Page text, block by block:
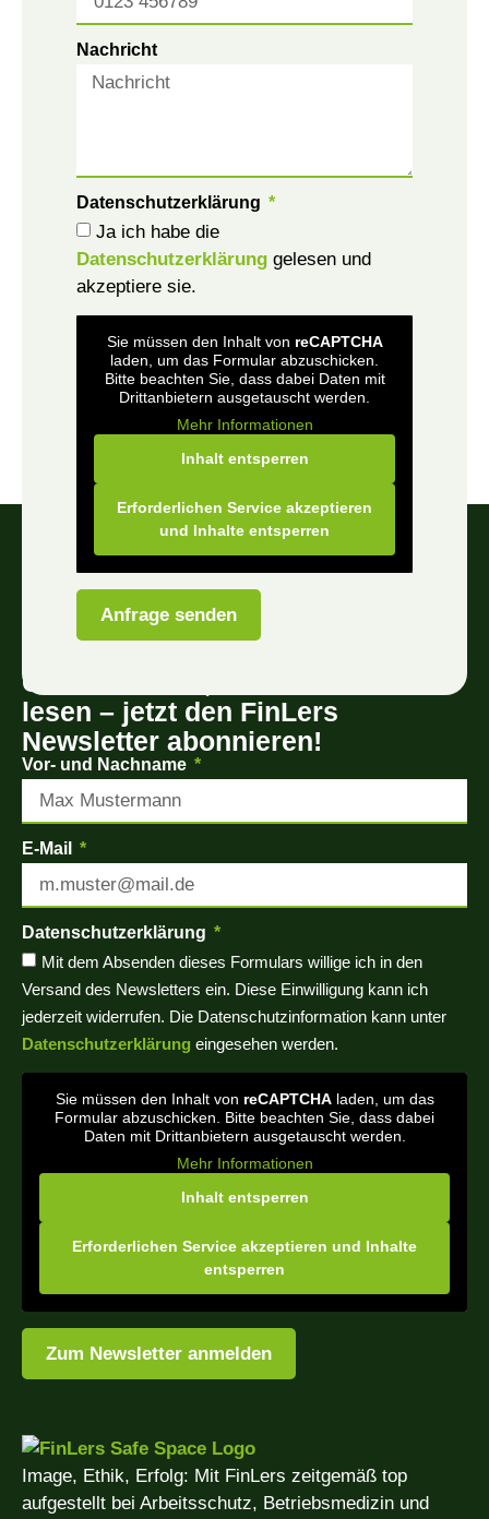
Nachricht
Datenschutzerklärung
Ja ich habe die
Datenschutzerklärung gelesen und
akzeptiere sie.
Sie müssen den Inhalt von reCAPTCHA
laden, um das Formular abzuschicken.
Bitte beachten Sie, dass dabei Daten mit
Drittanbietern ausgetauscht werden.
Mehr Informationen
Inhalt entsperren
Erforderlichen Service akzeptieren
und Inhalte entsperren
Anfrage senden
Gut zu wissen, interessant zu
lesen – jetzt den FinLers
Newsletter abonnieren!
Vor- und Nachname
E-Mail
Datenschutzerklärung
Mit dem Absenden dieses Formulars willige ich in den
Versand des Newsletters ein. Diese Einwilligung kann ich
jederzeit widerrufen. Die Datenschutzinformation kann unter
Datenschutzerklärung eingesehen werden.
Sie müssen den Inhalt von reCAPTCHAladen, um das
Formular abzuschicken. Bitte beachten Sie, dass dabei
Daten mit Drittanbietern ausgetauscht werden.
Mehr Informationen
Inhalt entsperren
Erforderlichen Service akzeptieren und Inhalte
entsperren
Zum Newsletter anmelden
Image, Ethik, Erfolg: Mit FinLers zeitgemäß top
aufgestellt bei Arbeitsschutz, Betriebsmedizin und